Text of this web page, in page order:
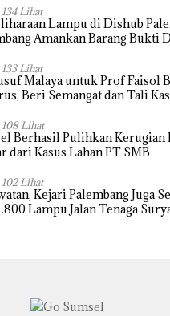
134 Lihat
Lampu di Dishub
Amankan Barang Bukti
133 Lihat
Malaya untuk Prof Faisol
Beri Semangat dan Tali
108 Lihat
Berhasil Pulihkan Kerugian
dari Kasus Lahan PT SMB
102 Lihat
Kejari Palembang Juga
Lampu Jalan Tenaga